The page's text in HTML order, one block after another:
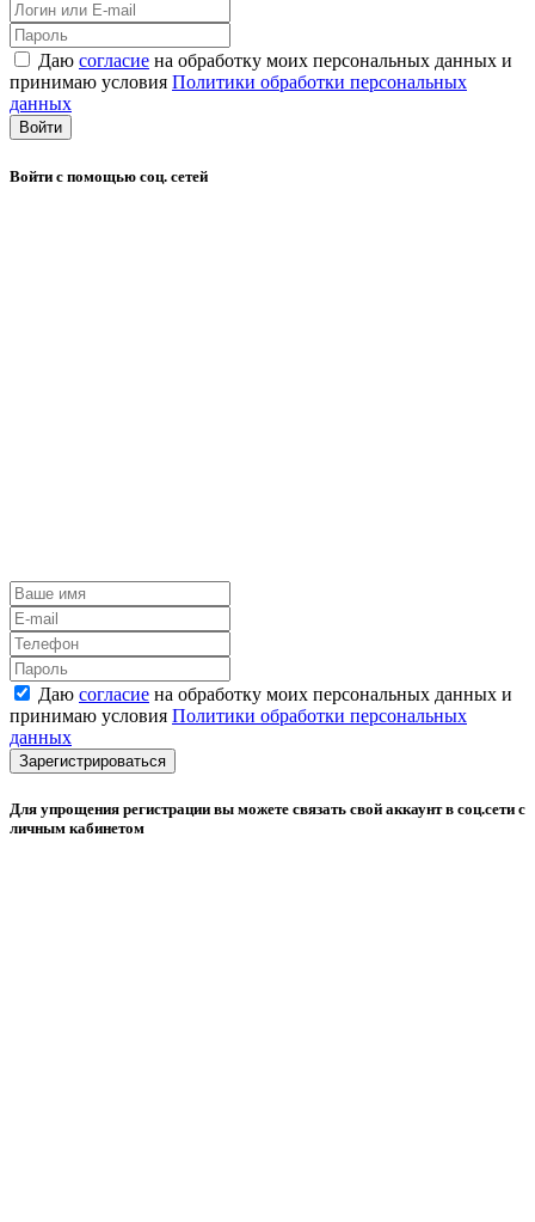
Даю согласие на обработку моих персональных данных и
принимаю условия Политики обработки персональных
данных
Войти
Войти с помощью соц. сетей
Даю согласие на обработку моих персональных данных и
принимаю условия Политики обработки персональных
данных
Зарегистрироваться
Для упрощения регистрации вы можете связать свой аккаунт в соц.сети с
личным кабинетом